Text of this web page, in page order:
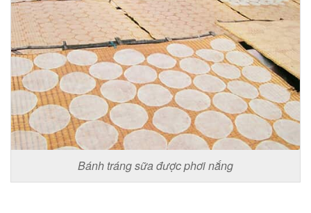
Bánh tráng sữa được phơi nắng